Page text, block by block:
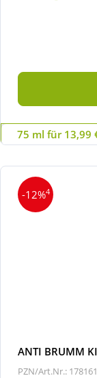
75 ml für 13,99
-12%4
ANTI BRUMM
PZN/Art.Nr.: